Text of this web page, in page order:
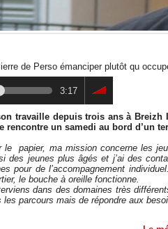
de Perso émanciper plutôt qu
3:17
travaille depuis trois ans à
rencontre un samedi au bord d’un
le papier, ma mission concerne les
des jeunes plus âgés et j’ai des
pour de l’accompagnement
le bouche à oreille fonctionne.
dans des domaines très
les parcours mais de répondre aux